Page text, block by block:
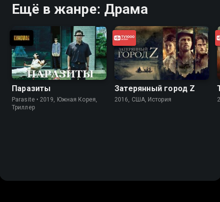
Ещё в жанре: Драма
Паразиты
Parasite • 2019, Южная Корея,
Триллер
Затерянный город Z
2016, США, История